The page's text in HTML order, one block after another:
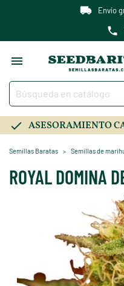
Envío

ASESORAMIENTO
Semillas Baratas Semillas de
ROYAL DOMINA